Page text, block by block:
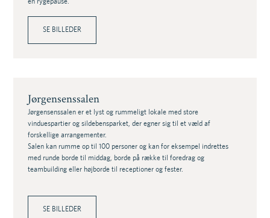
SE BILLEDER
Jørgensenssalen
Jørgensenssalen er et lyst og rummeligt lokale med store
vinduespartier og sildebensparket, der egner sig til et væld af
forskellige arrangementer.
Salen kan rumme op til 100 personer og kan for eksempel indrettes
med runde borde til middag, borde på række til foredrag og
teambuilding eller højborde til receptioner og fester.
SE BILLEDER